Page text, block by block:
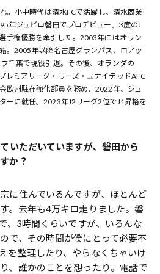
。小中時代は清水FCで活躍し、清水商業
年ジュビロ磐田でプロデビュー。3度のJ
手権優勝を牽引した。2003年にはオラン
。2005年以降名古屋グランパス、ロアッ
千葉で現役引退。その後、オランダの
レミアリーグ・リーズ・ユナイテッドAFC
欧州駐在強化部員を務め、2022年、ジュ
ーに就任。2023年J2リーグ2位でJ1昇格を
ていただいていますが、磐田から
か？
に住んでいるんですが、ほとんど
。去年も4万キロ走りました。磐
、3時間くらいですが、いろんな
で、その時間が僕にとって必要不
を整理したり、やらなくちゃいけ
、誰かのことを想ったり。電話で